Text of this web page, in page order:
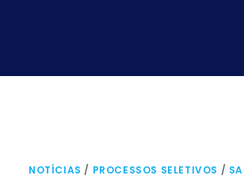
NOTÍCIAS / PROCESSOS SELETIVOS /